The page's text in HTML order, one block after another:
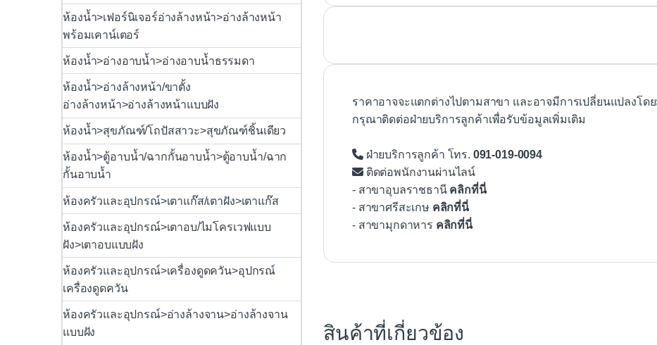
ราคาอาจจะแตกต่างไปตามสาขา และอาจมีการเปลี่ยนแปลงโด
กรุณาติดต่อฝ่ายบริการลูกค้าเพื่อรับข้อมูลเพิ่มเติม
ฝ่ายบริการลูกค้า โทร. 091-019-0094
ติดต่อพนักงานผ่านไลน์
- สาขาอุบลราชธานี คลิกที่นี่
- สาขาศรีสะเกษ คลิกที่นี่
- สาขามุกดาหาร คลิกที่นี่
สินค้าที่เกี่ยวข้อง
ห้องน้ำ>เฟอร์นิเจอร์อ่างล้างหน้า>อ่างล้างหน้า
พร้อมเคาน์เตอร์
ห้องน้ำ>อ่างอาบน้ำ>อ่างอาบน้ำธรรมดา
ห้องน้ำ>อ่างล้างหน้า/ขาตั้ง
อ่างล้างหน้า>อ่างล้างหน้าแบบฝัง
ห้องน้ำ>สุขภัณฑ์/โถปัสสาวะ>สุขภัณฑ์ชิ้นเดียว
ห้องน้ำ>ตู้อาบน้ำ/ฉากกั้นอาบน้ำ>ตู้อาบน้ำ/ฉาก
กั้นอาบน้ำ
ห้องครัวและอุปกรณ์>เตาแก๊ส/เตาฝัง>เตาแก๊ส
ห้องครัวและอุปกรณ์>เตาอบ/ไมโครเวฟแบบ
ฝัง>เตาอบแบบฝัง
ห้องครัวและอุปกรณ์>เครื่องดูดควัน>อุปกรณ์
เครื่องดูดควัน
ห้องครัวและอุปกรณ์>อ่างล้างจาน>อ่างล้างจาน
แบบฝัง